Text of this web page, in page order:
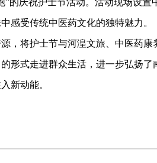
感受传统中医药文化的独特魅力。
将护士节与河湟文旅、中医药康
形式走进群众生活，进一步弘扬
新动能。